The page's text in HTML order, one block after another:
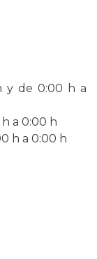
y de 0:00 h a
a 0:00 h
h a 0:00 h